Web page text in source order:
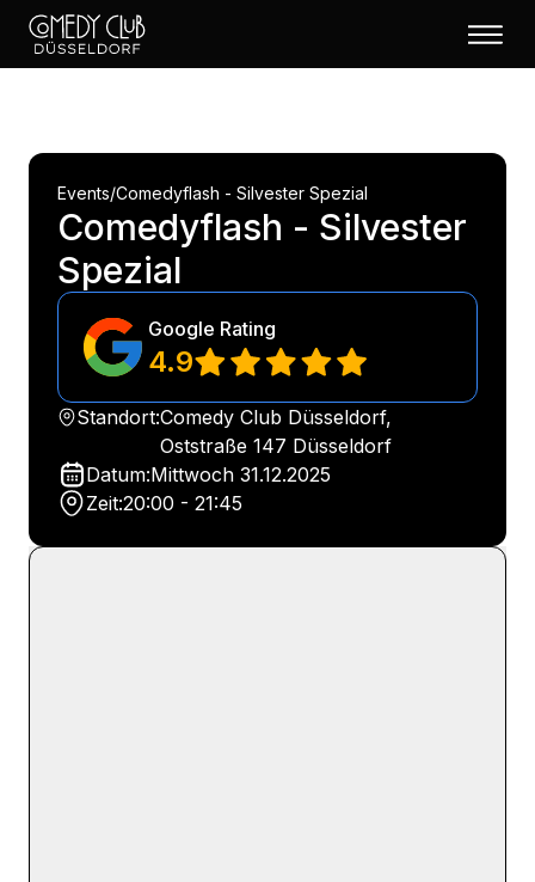
Events/Comedyflash - Silvester Spezial
Comedyflash - Silvester
Spezial
Google Rating
4.9
Standort:Comedy Club Düsseldorf,
Oststraße 147 Düsseldorf
Datum:Mittwoch 31.12.2025
Zeit:20:00 - 21:45